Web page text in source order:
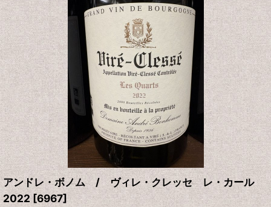
アンドレ・ボノム / ヴィレ・クレッセ レ・カール
2022 [6967]